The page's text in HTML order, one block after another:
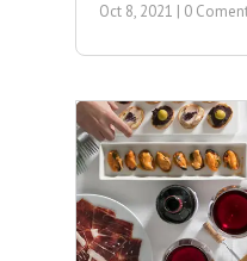
Oct 8, 2021 | 0